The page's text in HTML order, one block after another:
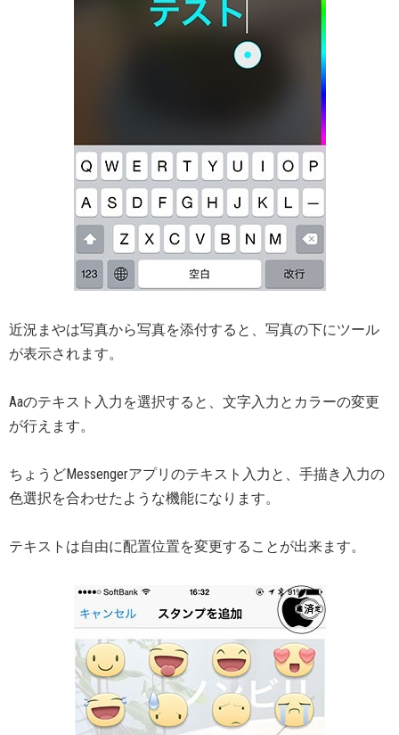
近況まやは写真から写真を添付すると、写真の下にツール
が表示されます。
Aaのテキスト入力を選択すると、文字入力とカラーの変更
が行えます。
ちょうどMessengerアプリのテキスト入力と、手描き入力の
色選択を合わせたような機能になります。
テキストは自由に配置位置を変更することが出来ます。